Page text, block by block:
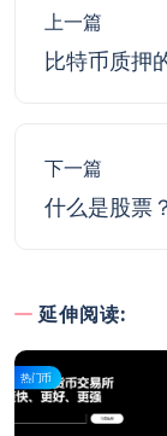
上一篇
比特币质押
下一篇
什么是股票？
延伸阅读:
热门币